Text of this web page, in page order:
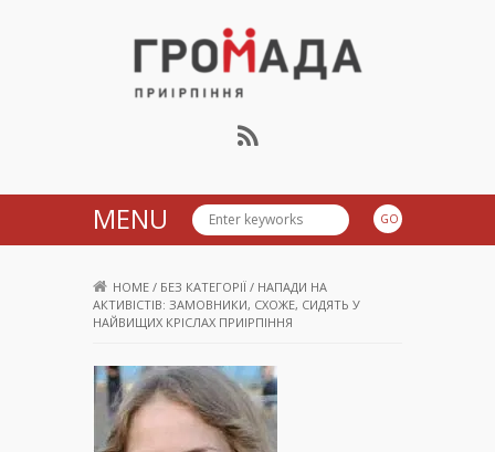
Громада Приірпіння
MENU
HOME / БЕЗ КАТЕГОРІЇ / НАПАДИ НА
АКТИВІСТІВ: ЗАМОВНИКИ, СХОЖЕ, СИДЯТЬ У
НАЙВИЩИХ КРІСЛАХ ПРИІРПІННЯ